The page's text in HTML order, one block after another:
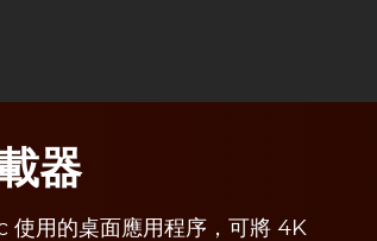
器
用的桌面應用程序，可將 4K